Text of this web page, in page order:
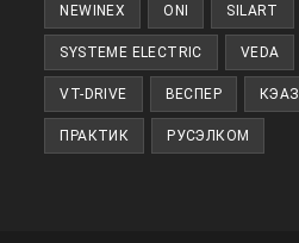
NEWINEX ONI SILART
SYSTEME ELECTRIC VEDA
VT-DRIVE ВЕСПЕР КЭАЗ
ПРАКТИК РУСЭЛКОМ